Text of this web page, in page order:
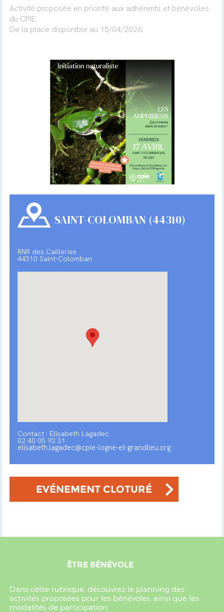
Activité proposée en priorité aux adhérents et bénévoles
du CPIE.
De la place disponible au 15/04/2026.
SAINT-COLOMBAN (44310)
RNR des Cailleries
44310 Saint-Colomban
Contact : Elisabeth Lagadec
02 40 05 92 31
elisabeth.lagadec@cpie-logne-et-grandlieu.org
EVÉNEMENT CLOTURÉ
ÊTRE BÉNÉVOLE
Dans cette rubrique, découvrez le planning des
activités proposées pour les bénévoles, ainsi que les
modalités de participation.